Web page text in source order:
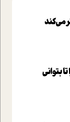
می‌کند
بتواني